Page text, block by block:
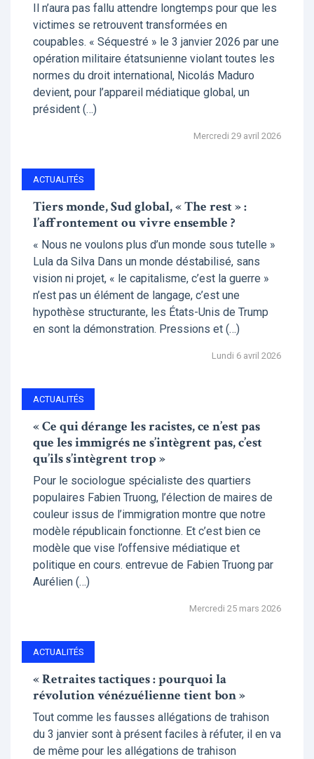
Il n’aura pas fallu attendre longtemps pour que les
victimes se retrouvent transformées en
coupables. « Séquestré » le 3 janvier 2026 par une
opération militaire étatsunienne violant toutes les
normes du droit international, Nicolás Maduro
devient, pour l’appareil médiatique global, un
président (…)
Mercredi 29 avril 2026
ACTUALITÉS
Tiers monde, Sud global, « The rest » :
l’affrontement ou vivre ensemble ?
« Nous ne voulons plus d’un monde sous tutelle »
Lula da Silva Dans un monde déstabilisé, sans
vision ni projet, « le capitalisme, c’est la guerre »
n’est pas un élément de langage, c’est une
hypothèse structurante, les États-Unis de Trump
en sont la démonstration. Pressions et (…)
Lundi 6 avril 2026
ACTUALITÉS
« Ce qui dérange les racistes, ce n’est pas
que les immigrés ne s’intègrent pas, c’est
qu’ils s’intègrent trop »
Pour le sociologue spécialiste des quartiers
populaires Fabien Truong, l’élection de maires de
couleur issus de l’immigration montre que notre
modèle républicain fonctionne. Et c’est bien ce
modèle que vise l’offensive médiatique et
politique en cours. entrevue de Fabien Truong par
Aurélien (…)
Mercredi 25 mars 2026
ACTUALITÉS
« Retraites tactiques : pourquoi la
révolution vénézuélienne tient bon »
Tout comme les fausses allégations de trahison
du 3 janvier sont à présent faciles à réfuter, il en va
de même pour les allégations de trahison